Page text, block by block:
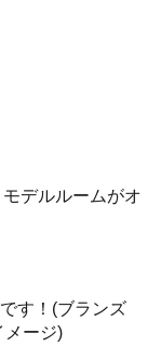
モデルルームがオ
す！(ブランズ
メージ)